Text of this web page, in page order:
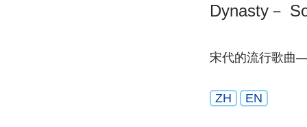
Dynasty－
宋代的流行歌曲
ZH EN